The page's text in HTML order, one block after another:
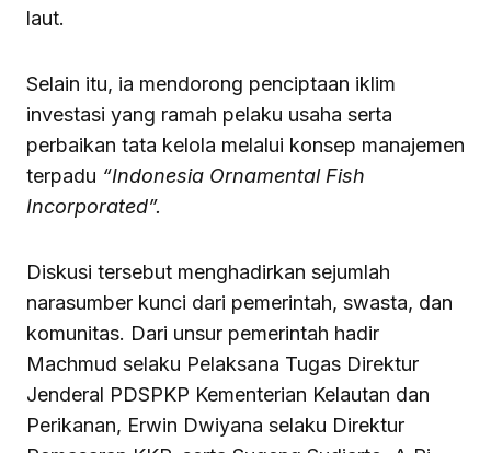
laut.
Selain itu, ia mendorong penciptaan iklim
investasi yang ramah pelaku usaha serta
perbaikan tata kelola melalui konsep manajemen
terpadu “Indonesia Ornamental Fish
Incorporated”.
Diskusi tersebut menghadirkan sejumlah
narasumber kunci dari pemerintah, swasta, dan
komunitas. Dari unsur pemerintah hadir
Machmud selaku Pelaksana Tugas Direktur
Jenderal PDSPKP Kementerian Kelautan dan
Perikanan, Erwin Dwiyana selaku Direktur